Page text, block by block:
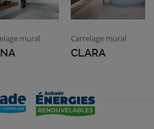
mural Carrelage mural
CLARA